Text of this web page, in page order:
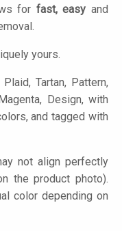
for fast, easy and
yours.
Tartan, Pattern,
Design, with
and tagged with
not align perfectly
the product photo).
color depending on